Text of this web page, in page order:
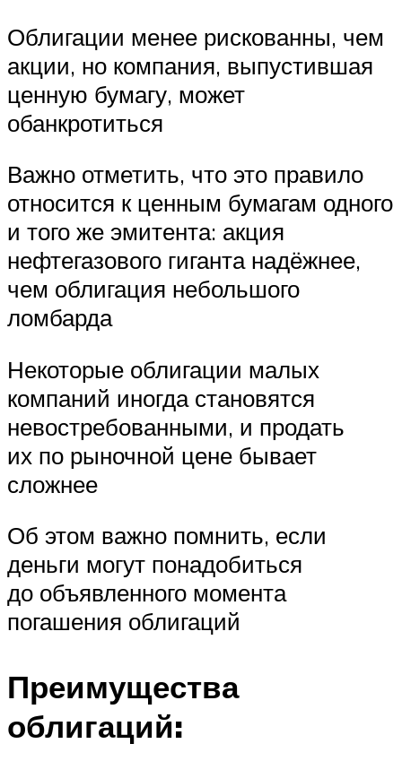
Облигации менее рискованны, чем
акции, но компания, выпустившая
ценную бумагу, может
обанкротиться
Важно отметить, что это правило
относится к ценным бумагам одного
и того же эмитента: акция
нефтегазового гиганта надёжнее,
чем облигация небольшого
ломбарда
Некоторые облигации малых
компаний иногда становятся
невостребованными, и продать
их по рыночной цене бывает
сложнее
Об этом важно помнить, если
деньги могут понадобиться
до объявленного момента
погашения облигаций
Преимущества
облигаций: